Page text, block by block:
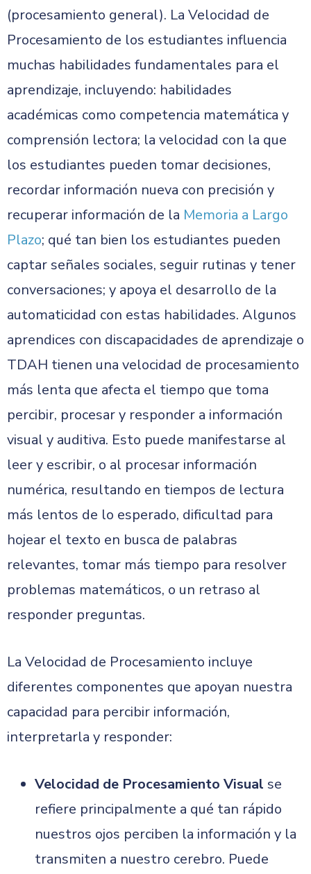
(procesamiento general). La Velocidad de
Procesamiento de los estudiantes influencia
muchas habilidades fundamentales para el
aprendizaje, incluyendo: habilidades
académicas como competencia matemática y
comprensión lectora; la velocidad con la que
los estudiantes pueden tomar decisiones,
recordar información nueva con precisión y
recuperar información de la Memoria a Largo
Plazo; qué tan bien los estudiantes pueden
captar señales sociales, seguir rutinas y tener
conversaciones; y apoya el desarrollo de la
automaticidad con estas habilidades. Algunos
aprendices con discapacidades de aprendizaje o
TDAH tienen una velocidad de procesamiento
más lenta que afecta el tiempo que toma
percibir, procesar y responder a información
visual y auditiva. Esto puede manifestarse al
leer y escribir, o al procesar información
numérica, resultando en tiempos de lectura
más lentos de lo esperado, dificultad para
hojear el texto en busca de palabras
relevantes, tomar más tiempo para resolver
problemas matemáticos, o un retraso al
responder preguntas.
La Velocidad de Procesamiento incluye
diferentes componentes que apoyan nuestra
capacidad para percibir información,
interpretarla y responder:
Velocidad de Procesamiento Visual se
refiere principalmente a qué tan rápido
nuestros ojos perciben la información y la
transmiten a nuestro cerebro. Puede